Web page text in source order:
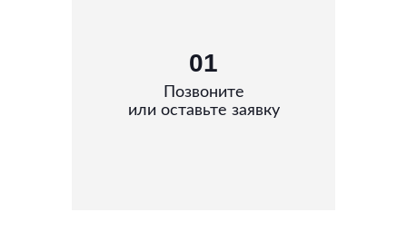
01
Позвоните
или оставьте заявку